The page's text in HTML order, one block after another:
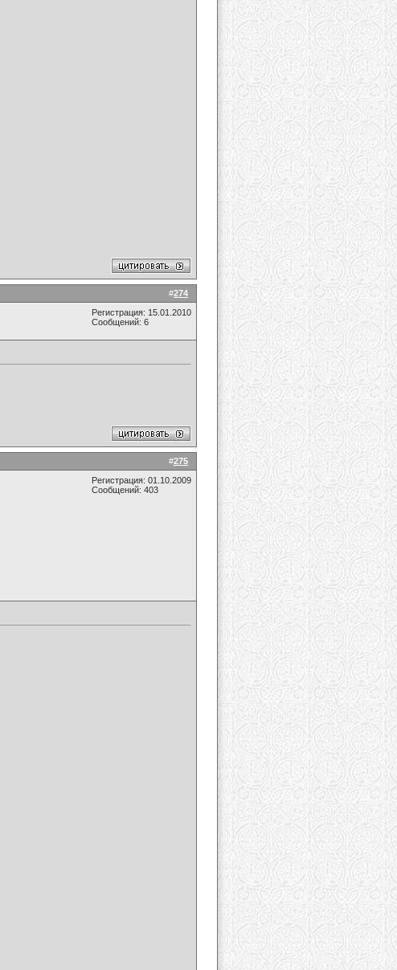
#274
Регистрация: 15.01.2010
Сообщений: 6
#275
Регистрация: 01.10.2009
Сообщений: 403